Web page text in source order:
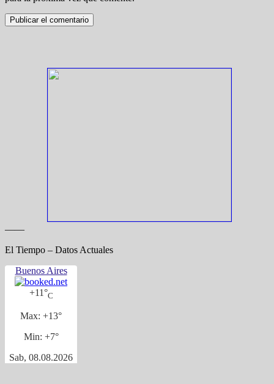
——
El Tiempo – Datos Actuales
Buenos Aires
+11°C
Max: +13°
Min: +7°
Sab, 08.08.2026